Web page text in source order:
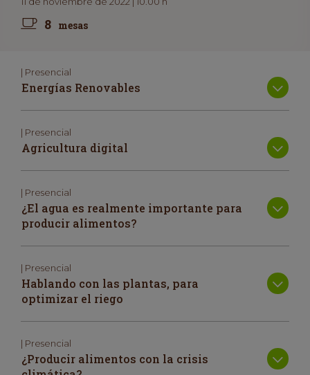
8 mesas
| Presencial
Energías Renovables
| Presencial
Agricultura digital
| Presencial
¿El agua es realmente importante para
producir alimentos?
| Presencial
Hablando con las plantas, para
optimizar el riego
| Presencial
¿Producir alimentos con la crisis